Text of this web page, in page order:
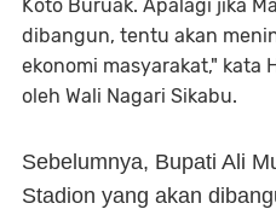
Koto Buruak. Apalagi jika
dibangun, tentu akan
ekonomi masyarakat," kata
oleh Wali Nagari Sikabu.
Sebelumnya, Bupati Ali
Stadion yang akan